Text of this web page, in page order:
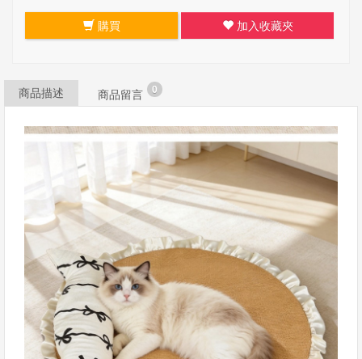
購買 加入收藏夾
商品描述 商品留言 0